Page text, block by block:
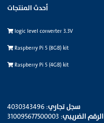
أحدث المنتجات
logic level converter 3.3V
Raspberry Pi 5 (8GB) kit
Raspberry Pi 5 (4GB) kit
سجل تجاري: 4030343496
الرقم الضريبي: 310095677500003